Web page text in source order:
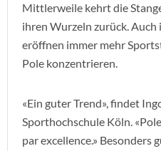
Mittlerweile kehrt die
ihren Wurzeln zurück. Auch
eröffnen immer mehr
Pole konzentrieren.
«Ein guter Trend», findet
Sporthochschule Köln.
par excellence.» Besonders